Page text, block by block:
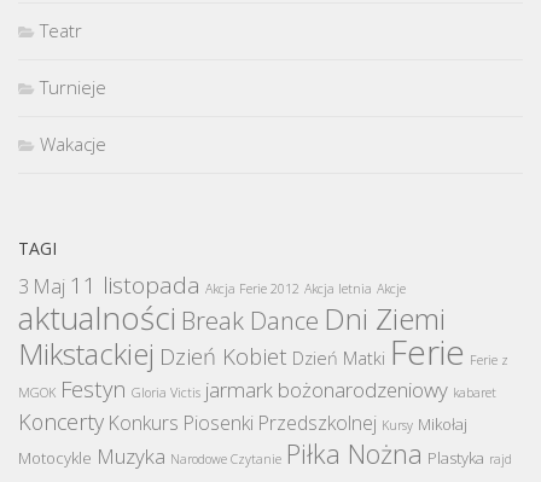
Teatr
Turnieje
Wakacje
TAGI
3 Maj 11 listopada Akcja Ferie 2012 Akcja letnia Akcje
aktualności Break Dance Dni Ziemi
Mikstackiej Dzień Kobiet Dzień Matki Ferie Ferie z
MGOK Festyn Gloria Victis jarmark bożonarodzeniowy kabaret
Koncerty Konkurs Piosenki Przedszkolnej Kursy Mikołaj
Motocykle Muzyka Narodowe Czytanie Piłka Nożna Plastyka rajd